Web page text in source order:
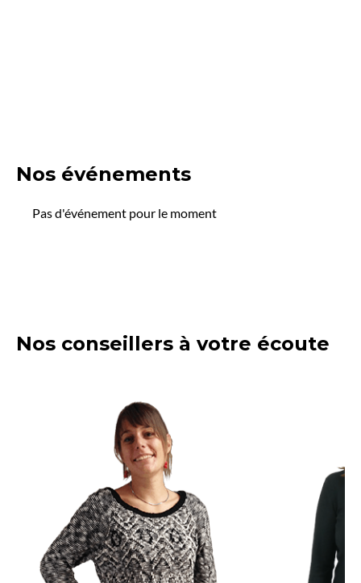
Nos événements
Pas d'événement pour le moment
Nos conseillers à votre écoute